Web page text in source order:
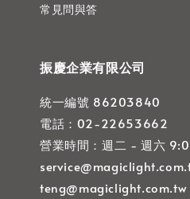
常見問與答
振慶企業有限公司
統一編號 86203840
電話：02-22653662
營業時間：週二 - 週六
teng@magiclight.com.tw